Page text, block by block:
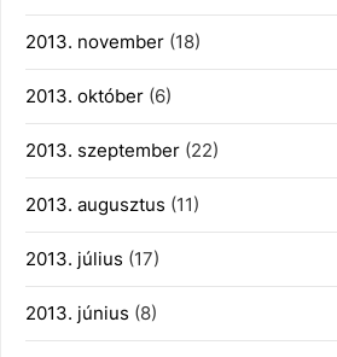
2013. november (18)
2013. október (6)
2013. szeptember (22)
2013. augusztus (11)
2013. július (17)
2013. június (8)